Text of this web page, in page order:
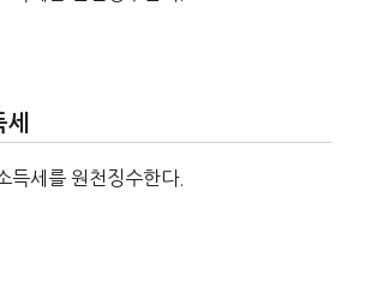
세를 원천징수한다.